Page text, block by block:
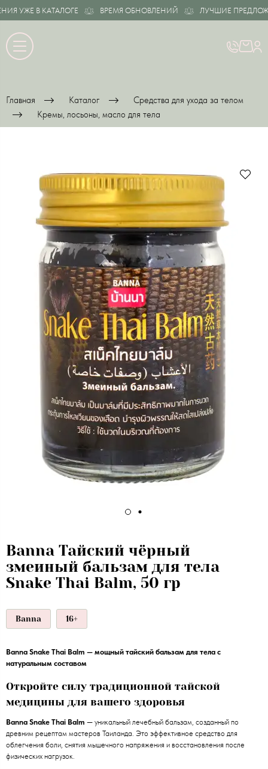
УЖЕ В КАТАЛОГЕ ВРЕМЯ ОБНОВЛЕНИЙ ЛУЧШИЕ
Главная Каталог
Средства для ухода за телом
Кремы, лосьоны, масло для тела
Banna Тайский чёрный
змеиный бальзам для тела
Snake Thai Balm, 50 гр
Banna 16+
Banna Snake Thai Balm — мощный тайский бальзам для тела с
натуральным составом
Откройте силу традиционной тайской
медицины для вашего здоровья
Banna Snake Thai Balm — уникальный лечебный бальзам, созданный по
древним рецептам мастеров Таиланда. Это эффективное средство для
облегчения боли, снятия мышечного напряжения и восстановления после
физических нагрузок.